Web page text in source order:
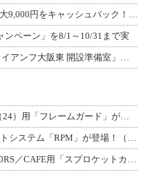
ンペーン」を8/1～10/31まで実